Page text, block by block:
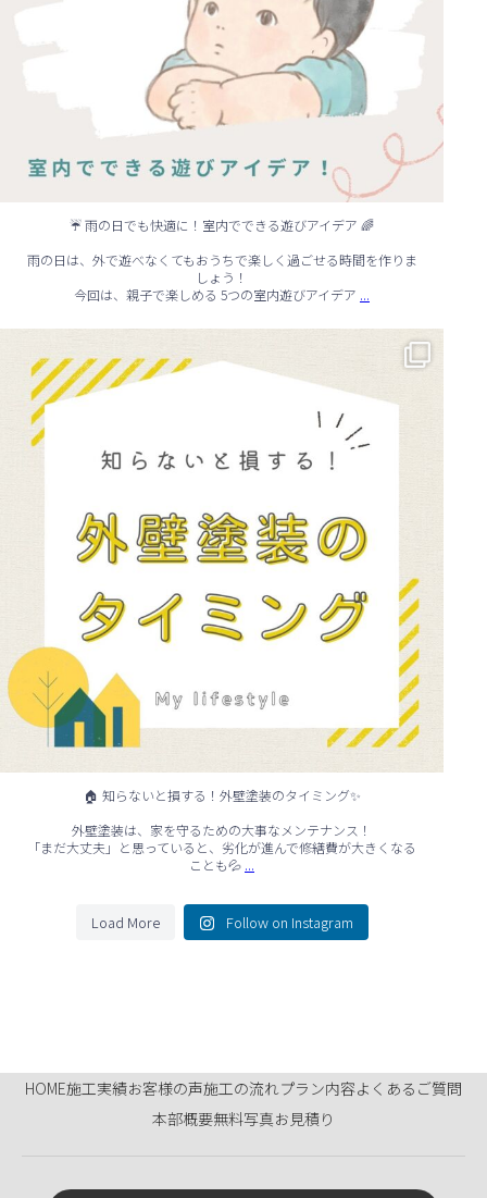
☔ 雨の日でも快適に！室内でできる遊びアイデア 🌈
雨の日は、外で遊べなくてもおうちで楽しく過ごせる時間を作りま
しょう！
今回は、親子で楽しめる 5つの室内遊びアイデア ...
...
🏠 知らないと損する！外壁塗装のタイミング✨
外壁塗装は、家を守るための大事なメンテナンス！
「まだ大丈夫」と思っていると、劣化が進んで修繕費が大きくなる
ことも💦 ...
Load More Follow on Instagram
HOME施工実績お客様の声施工の流れプラン内容よくあるご質問
本部概要無料写真お見積り